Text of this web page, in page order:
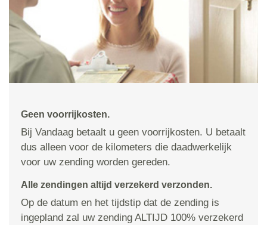
Geen voorrijkosten.
Bij Vandaag betaalt u geen voorrijkosten. U betaalt
dus alleen voor de kilometers die daadwerkelijk
voor uw zending worden gereden.
Alle zendingen altijd verzekerd verzonden.
Op de datum en het tijdstip dat de zending is
ingepland zal uw zending ALTIJD 100% verzekerd